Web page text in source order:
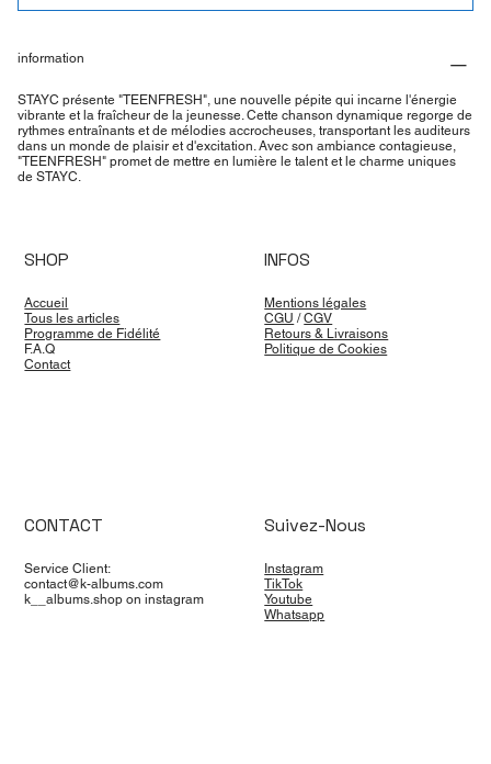
information
STAYC présente "TEENFRESH", une nouvelle pépite qui incarne l'énergie
vibrante et la fraîcheur de la jeunesse. Cette chanson dynamique regorge de
rythmes entraînants et de mélodies accrocheuses, transportant les auditeurs
dans un monde de plaisir et d'excitation. Avec son ambiance contagieuse,
"TEENFRESH" promet de mettre en lumière le talent et le charme uniques
de STAYC.
SHOP
Accueil
Tous les articles
Programme de Fidélité
F.A.Q
Contact
INFOS
Mentions légales
CGU /CGV
Retours & Livraisons
Politique de Cookies
CONTACT
Service Client:
contact@k-albums.com
k__albums.shop on instagram
Suivez-Nous
Instagram
TikTok
Youtube
Whatsapp